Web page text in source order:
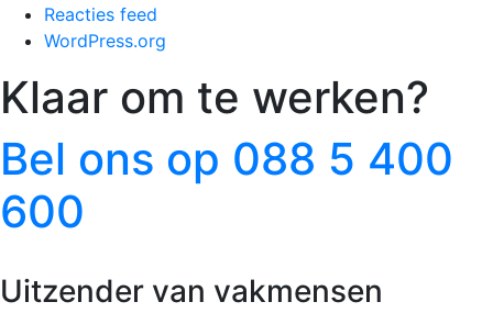
Reacties feed
WordPress.org
Klaar om te werken?
Bel ons op 088 5 400
600
Uitzender van vakmensen